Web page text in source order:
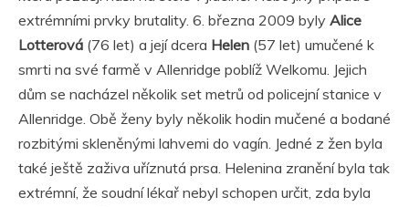
extrémními prvky brutality. 6. března 2009 byly Alice
Lotterová (76 let) a její dcera Helen (57 let) umučené k
smrti na své farmě v Allenridge poblíž Welkomu. Jejich
dům se nacházel několik set metrů od policejní stanice v
Allenridge. Obě ženy byly několik hodin mučené a bodané
rozbitými skleněnými lahvemi do vagín. Jedné z žen byla
také ještě zaživa uříznutá prsa. Helenina zranění byla tak
extrémní, že soudní lékař nebyl schopen určit, zda byla